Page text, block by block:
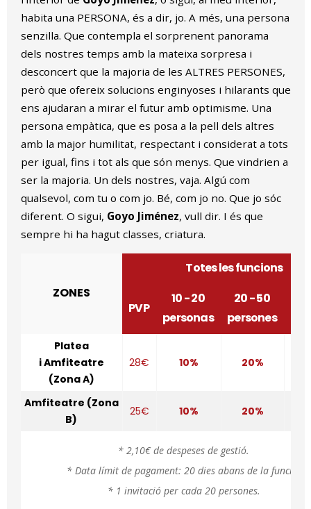
habita una PERSONA, és a dir, jo. A més, una persona
senzilla. Que contempla el sorprenent panorama
dels nostres temps amb la mateixa sorpresa i
desconcert que la majoria de les ALTRES PERSONES,
però que ofereix solucions enginyoses i hilarants que
ens ajudaran a mirar el futur amb optimisme. Una
persona empàtica, que es posa a la pell dels altres
amb la major humilitat, respectant i considerat a tots
per igual, fins i tot als que són menys. Que vindrien a
ser la majoria. Un dels nostres, vaja. Algú com
qualsevol, com tu o com jo. Bé, com jo no. Que jo sóc
diferent. O sigui, Goyo Jiménez, vull dir. I és que
sempre hi ha hagut classes, criatura.
ZONES
Totes les funcions
PVP
10 - 20
personas
20 - 50
persones
Platea
i Amfiteatre
(Zona A)
28€ 10% 20%
Amfiteatre (Zona
B)
25€ 10% 20%
* 2,10€ de despeses de gestió.
* Data límit de pagament: 20 dies abans de la funció.
* 1 invitació per cada 20 persones.